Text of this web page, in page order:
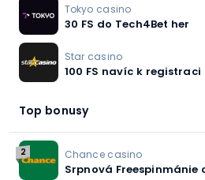
Tokyo casino
30 FS do Tech4Bet her
Star casino
100 FS navíc k registraci
Top bonusy
2 Chance casino
Srpnová Freespinmánie